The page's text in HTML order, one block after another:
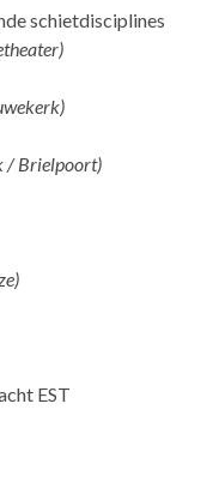
schietdisciplines
/ Brielpoort)
EST